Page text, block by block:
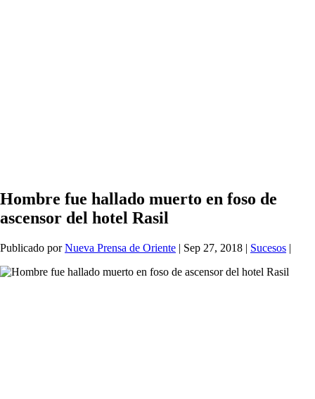
Hombre fue hallado muerto en foso de
ascensor del hotel Rasil
Publicado porNueva Prensa de Oriente | Sep 27, 2018 | Sucesos |